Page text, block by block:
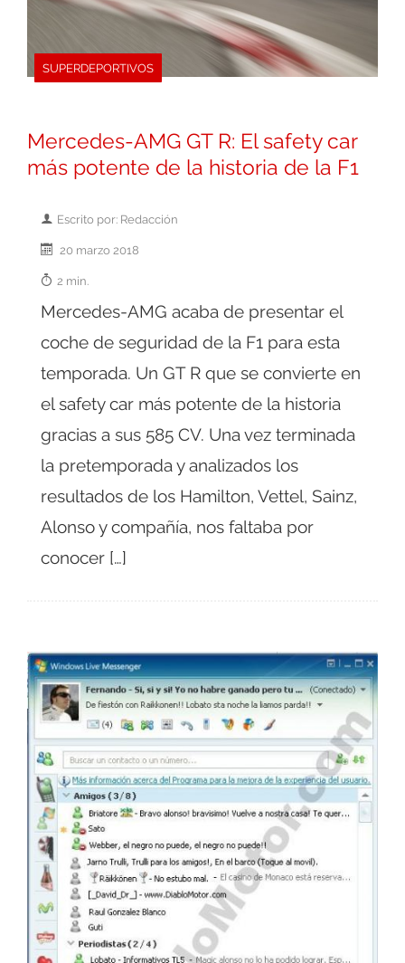
SUPERDEPORTIVOS
Mercedes-AMG GT R: El safety car
más potente de la historia de la F1
Escrito por: Redacción
20 marzo 2018
2 min.
Mercedes-AMG acaba de presentar el
coche de seguridad de la F1 para esta
temporada. Un GT R que se convierte en
el safety car más potente de la historia
gracias a sus 585 CV. Una vez terminada
la pretemporada y analizados los
resultados de los Hamilton, Vettel, Sainz,
Alonso y compañía, nos faltaba por
conocer […]